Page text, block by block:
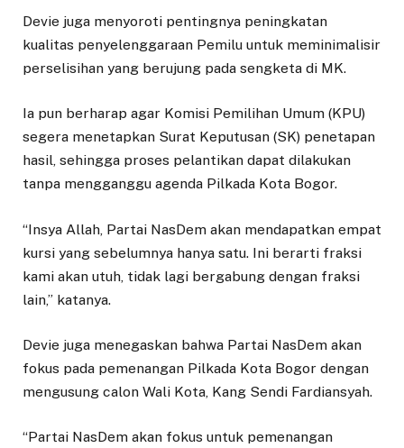
Devie juga menyoroti pentingnya peningkatan
kualitas penyelenggaraan Pemilu untuk meminimalisir
perselisihan yang berujung pada sengketa di MK.
Ia pun berharap agar Komisi Pemilihan Umum (KPU)
segera menetapkan Surat Keputusan (SK) penetapan
hasil, sehingga proses pelantikan dapat dilakukan
tanpa mengganggu agenda Pilkada Kota Bogor.
“Insya Allah, Partai NasDem akan mendapatkan empat
kursi yang sebelumnya hanya satu. Ini berarti fraksi
kami akan utuh, tidak lagi bergabung dengan fraksi
lain,” katanya.
Devie juga menegaskan bahwa Partai NasDem akan
fokus pada pemenangan Pilkada Kota Bogor dengan
mengusung calon Wali Kota, Kang Sendi Fardiansyah.
“Partai NasDem akan fokus untuk pemenangan